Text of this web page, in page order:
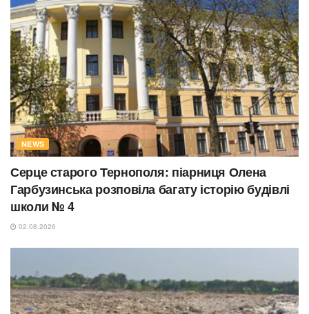
NEWS
Серце старого Тернополя: піарниця Олена
Гарбузинська розповіла багату історію будівлі
школи № 4
02.08.2026